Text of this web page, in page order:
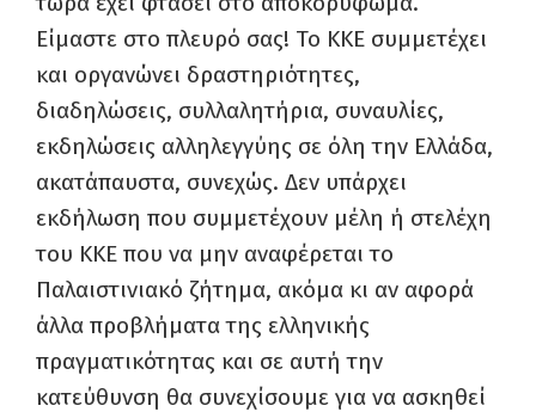
Είμαστε στο πλευρό σας! Το ΚΚΕ συμμετέχει
και οργανώνει δραστηριότητες,
διαδηλώσεις, συλλαλητήρια, συναυλίες,
εκδηλώσεις αλληλεγγύης σε όλη την Ελλάδα,
ακατάπαυστα, συνεχώς. Δεν υπάρχει
εκδήλωση που συμμετέχουν μέλη ή στελέχη
του ΚΚΕ που να μην αναφέρεται το
Παλαιστινιακό ζήτημα, ακόμα κι αν αφορά
άλλα προβλήματα της ελληνικής
πραγματικότητας και σε αυτή την
κατεύθυνση θα συνεχίσουμε για να ασκηθεί